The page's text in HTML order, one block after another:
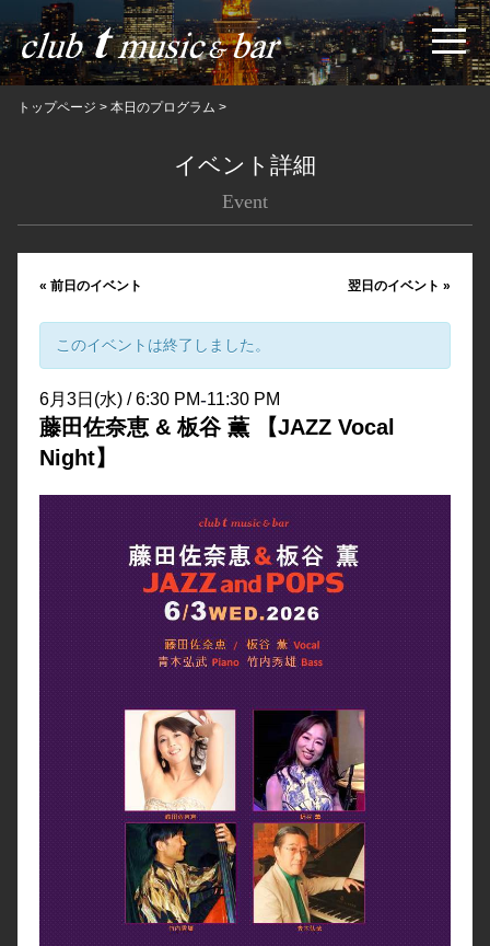
トップページ > 本日のプログラム >
イベント詳細
Event
« 前日のイベント 翌日のイベント»
このイベントは終了しました。
6月3日(水) / 6:30 PM-11:30 PM
藤田佐奈恵 & 板谷 薫 【JAZZ Vocal
Night】